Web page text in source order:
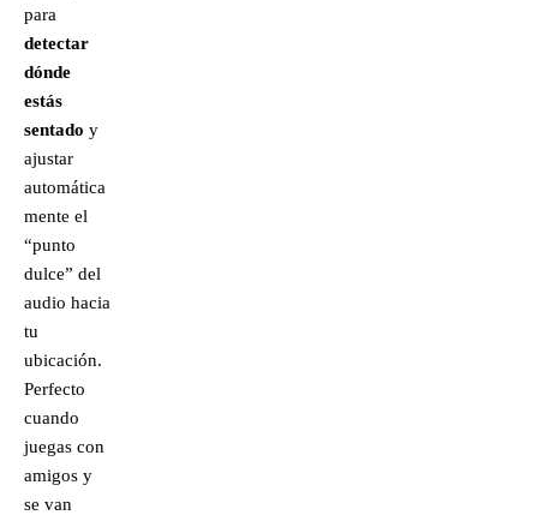
para
detectar
dónde
estás
sentado y
ajustar
automática
mente el
“punto
dulce” del
audio hacia
tu
ubicación.
Perfecto
cuando
juegas con
amigos y
se van